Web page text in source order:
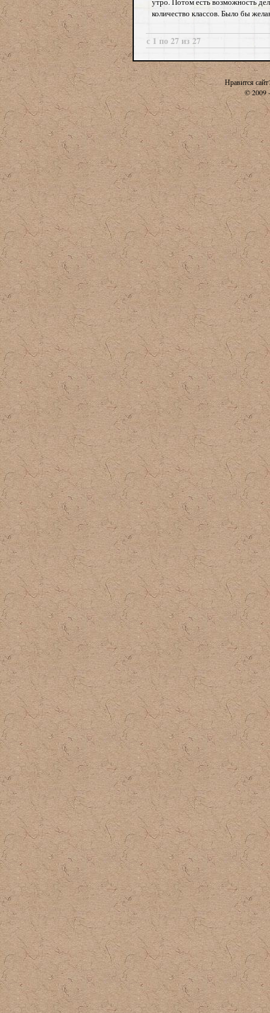
количество классов. Было бы
с 1 по 27 из 27
Нравится
© 2009